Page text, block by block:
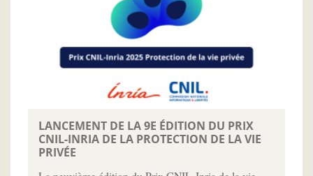
LANCEMENT DE LA 9E ÉDITION DU PRIX
CNIL-INRIA DE LA PROTECTION DE LA VIE
PRIVÉE